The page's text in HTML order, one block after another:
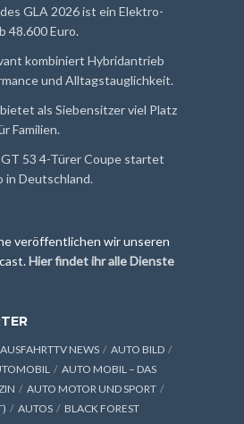
GLA 2026 ist ein Elektro-
48.600 Euro.
kombiniert Hybridantrieb
und Alltagstauglichkeit.
als Siebensitzer viel Platz
Familien.
53 4-Türer Coupe startet
in Deutschland.
veröffentlichen wir unseren
Hier findet ihr alle Dienste
AUSFAHRTTV NEWS
AUTO BILD
AUTO MOBIL – DAS
AUTO MOTOR UND SPORT
AUTOS
BLACK FOREST